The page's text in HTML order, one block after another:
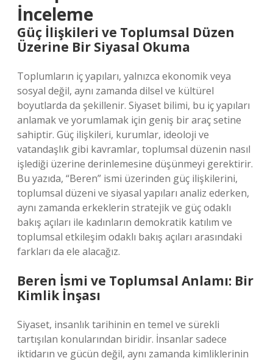
İnceleme
Güç İlişkileri ve Toplumsal Düzen
Üzerine Bir Siyasal Okuma
Toplumların iç yapıları, yalnızca ekonomik veya
sosyal değil, aynı zamanda dilsel ve kültürel
boyutlarda da şekillenir. Siyaset bilimi, bu iç yapıları
anlamak ve yorumlamak için geniş bir araç setine
sahiptir. Güç ilişkileri, kurumlar, ideoloji ve
vatandaşlık gibi kavramlar, toplumsal düzenin nasıl
işlediği üzerine derinlemesine düşünmeyi gerektirir.
Bu yazıda, “Beren” ismi üzerinden güç ilişkilerini,
toplumsal düzeni ve siyasal yapıları analiz ederken,
aynı zamanda erkeklerin stratejik ve güç odaklı
bakış açıları ile kadınların demokratik katılım ve
toplumsal etkileşim odaklı bakış açıları arasındaki
farkları da ele alacağız.
Beren İsmi ve Toplumsal Anlamı: Bir
Kimlik İnşası
Siyaset, insanlık tarihinin en temel ve sürekli
tartışılan konularından biridir. İnsanlar sadece
iktidarın ve gücün değil, aynı zamanda kimliklerinin